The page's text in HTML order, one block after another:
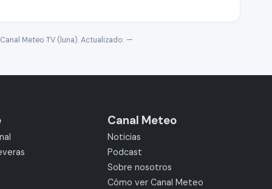
Meteo TV (luna). Actualizado: —
Canal Meteo
Noticias
Podcast
Sobre nosotros
Cómo ver Canal Meteo